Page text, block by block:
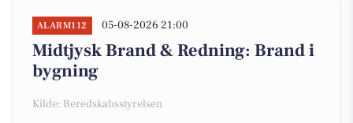
ALARM112 05-08-2026 21:00
Midtjysk Brand & Redning: Brand i
bygning
Kilde: Beredskabsstyrelsen